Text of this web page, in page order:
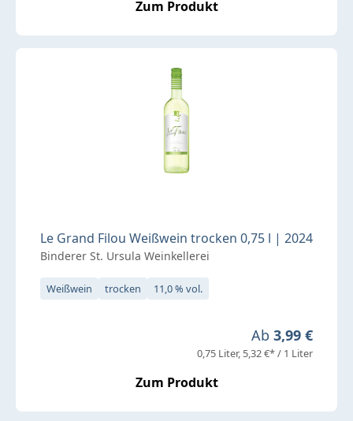
Zum Produkt
Le Grand Filou Weißwein trocken 0,75 l | 2024
Binderer St. Ursula Weinkellerei
Weißwein trocken 11,0 % vol.
Regulärer
Ab 3,99 €
0,75 Liter 5,32 €* / 1 Liter
Zum Produkt